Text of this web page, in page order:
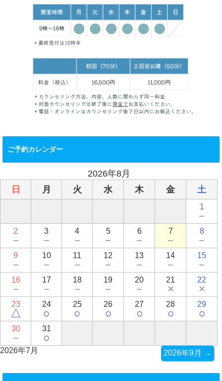
ご予約カレンダー
2026年8月
日
月 火 水 木 金 土
1
－
2
－
3
－
4
－
5
－
6
－
7
－
8
－
9
－
10
－
11
－
12
－
13
－
14
－
15
－
16
－
17
－
18
－
19
－
20
－
21
×
22
×
23
△
24
○
25
○
26
○
27
○
28
○
29
○
30
－
31
○
2026年7月 2026年9月 →